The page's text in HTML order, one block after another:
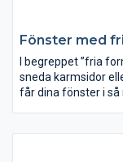
Fönster med
I begreppet ”fria
sneda karmsidor
får dina fönster i så
effektiv service.